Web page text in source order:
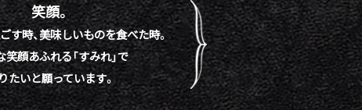
笑顔。
す時、美味しいものを食べた時。
笑顔あふれる「すみれ」で
たいと願っています。